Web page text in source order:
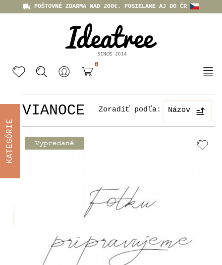
POŠTOVNÉ ZDARMA NAD 200€. POSIELAME AJ DO ČR
0
VIANOCE Zoradiť podľa: Názov
KATEGÓRIE